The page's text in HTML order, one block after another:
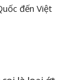
đến Việt